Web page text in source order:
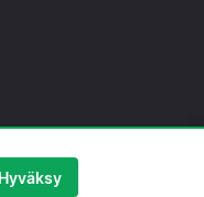
Hyväksy